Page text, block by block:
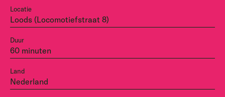
Locatie
Loods (Locomotiefstraat 8)
Duur
60 minuten
Land
Nederland